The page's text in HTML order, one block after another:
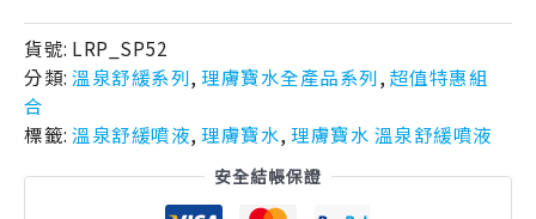
貨號: LRP_SP52
分類: 溫泉舒緩系列, 理膚寶水全產品系列, 超值特惠組
合
標籤: 溫泉舒緩噴液, 理膚寶水, 理膚寶水 溫泉舒緩噴液
安全結帳保證